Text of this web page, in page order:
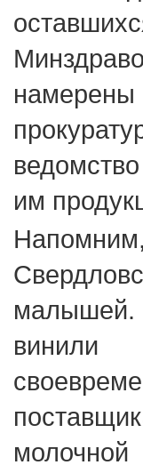
намерены
им
малышей.
винили